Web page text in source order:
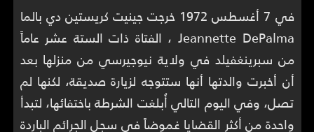
في 7 أغسطس 1972 خرجت جينيت كريستين دي بالما
Jeannette DePalma ، الفتاة ذات الستة عشر عاماً
من سبرينغفيلد في ولاية نيوجيرسي من منزلها بعد
أن أخبرت والدتها أنها ستتوجه لزيارة صديقة، لكنها لم
تصل، وفي اليوم التالي أُبلغت الشرطة باختفائها، لتبدأ
واحدة من أكثر القضايا غموضاً في سجل الجرائم الباردة